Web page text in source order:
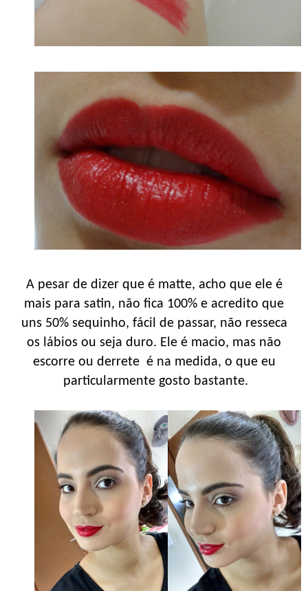
A pesar de dizer que é matte, acho que ele é
mais para satin, não fica 100% e acredito que
uns 50% sequinho, fácil de passar, não resseca
os lábios ou seja duro. Ele é macio, mas não
escorre ou derrete é na medida, o que eu
particularmente gosto bastante.